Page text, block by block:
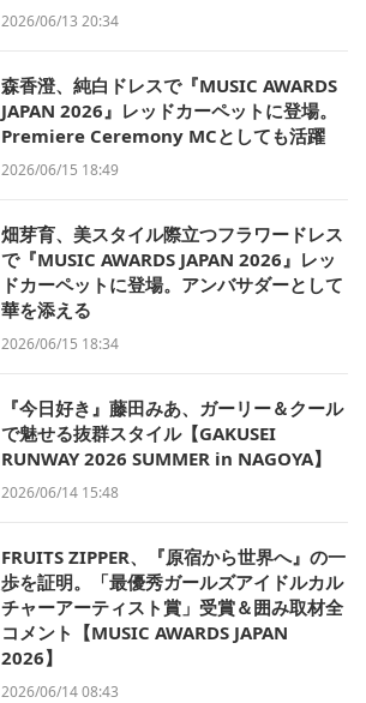
2026/06/13 20:34
森香澄、純白ドレスで『MUSIC AWARDS
JAPAN 2026』レッドカーペットに登場。
Premiere Ceremony MCとしても活躍
2026/06/15 18:49
畑芽育、美スタイル際立つフラワードレス
で『MUSIC AWARDS JAPAN 2026』レッ
ドカーペットに登場。アンバサダーとして
華を添える
2026/06/15 18:34
『今日好き』藤田みあ、ガーリー＆クール
で魅せる抜群スタイル【GAKUSEI
RUNWAY 2026 SUMMER in NAGOYA】
2026/06/14 15:48
FRUITS ZIPPER、『原宿から世界へ』の一
歩を証明。「最優秀ガールズアイドルカル
チャーアーティスト賞」受賞＆囲み取材全
コメント【MUSIC AWARDS JAPAN
2026】
2026/06/14 08:43